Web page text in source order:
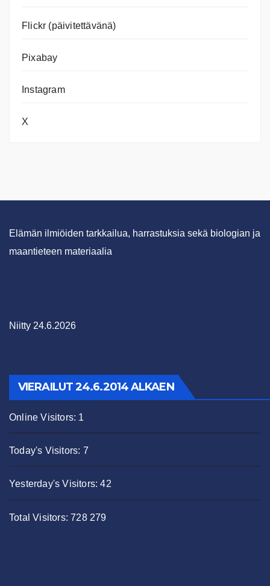
Flickr (päivitettävänä)
Pixabay
Instagram
X
Elämän ilmiöiden tarkkailua, harrastuksia sekä biologian ja
maantieteen materiaalia
Niitty 24.6.2026
VIERAILUT 24.6.2014 ALKAEN
Online Visitors: 1
Today's Visitors: 7
Yesterday's Visitors:42
Total Visitors:728 279